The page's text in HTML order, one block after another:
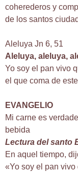
coherederos y
de los santos
Aleluya Jn 6, 51
Aleluya, aleluya,
Yo soy el pan vivo
el que coma de
EVANGELIO
Mi carne es
bebida
Lectura del santo
En aquel tiempo,
«Yo soy el pan